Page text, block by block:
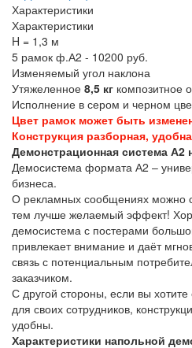
Характеристики
Характеристики
H = 1,3 м
5 рамок ф.А2 - 10200 руб.
Изменяемый угол наклона
Утяжеленное 8,5 кг композитное
Исполнение в сером и черном
Цвет рамок может быть
Конструкция разборная,
Демонстрационная система А2
Демосистема формата А2 –
бизнеса.
О рекламных сообщениях можно
тем лучше желаемый эффект!
демосистема с постерами
привлекает внимание и даёт
связь с потенциальным
заказчиком.
С другой стороны, если вы
для своих сотрудников,
удобны.
Характеристики напольной